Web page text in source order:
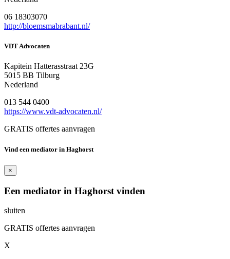
06 18303070
http://bloemsmabrabant.nl/
VDT Advocaten
Kapitein Hatterasstraat 23G
5015 BB Tilburg
Nederland
013 544 0400
https://www.vdt-advocaten.nl/
GRATIS offertes aanvragen
Vind een mediator in Haghorst
×
Een mediator in Haghorst vinden
sluiten
GRATIS offertes aanvragen
X